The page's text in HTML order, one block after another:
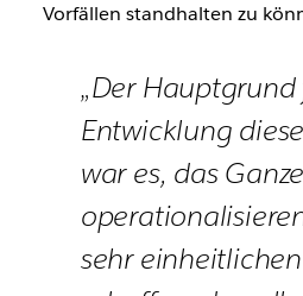
Vorfällen standhalten zu
„Der
Entwicklung
war es, das
sehr einheitlichen